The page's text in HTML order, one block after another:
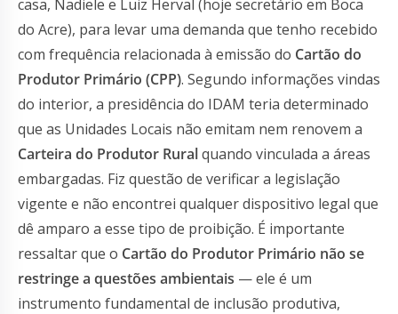
casa, Nadiele e Luiz Herval (hoje secretário em Boca
do Acre), para levar uma demanda que tenho recebido
com frequência relacionada à emissão do Cartão do
Produtor Primário (CPP). Segundo informações vindas
do interior, a presidência do IDAM teria determinado
que as Unidades Locais não emitam nem renovem a
Carteira do Produtor Ruralquando vinculada a áreas
embargadas. Fiz questão de verificar a legislação
vigente e não encontrei qualquer dispositivo legal que
dê amparo a esse tipo de proibição. É importante
ressaltar que o Cartão do Produtor Primário não se
restringe a questões ambientais — ele é um
instrumento fundamental de inclusão produtiva,